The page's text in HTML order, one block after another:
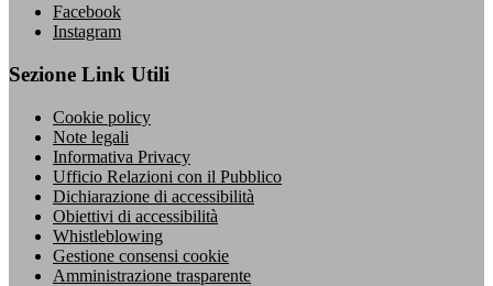
Facebook
Instagram
Sezione Link Utili
Cookie policy
Note legali
Informativa Privacy
Ufficio Relazioni con il Pubblico
Dichiarazione di accessibilità
Obiettivi di accessibilità
Whistleblowing
Gestione consensi cookie
Amministrazione trasparente